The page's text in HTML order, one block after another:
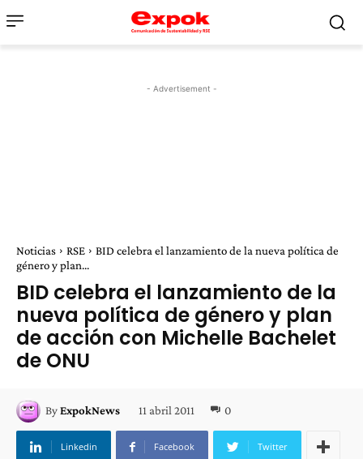
- Advertisement -
Noticias RSE
BID celebra el lanzamiento de la nueva política de
género y plan...
BID celebra el lanzamiento de la
nueva política de género y plan
de acción con Michelle Bachelet
de ONU
ByExpokNews 11 abril 2011 0
Linkedin Facebook Twitter